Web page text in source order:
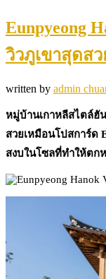
Eunpyeong
วิวภูเขาสุดส
written by admin
หมู่บ้านเกาหลีสไตล์ฮั
สวยเหมือนโปสการ์ด
สงบในโซลที่ทำให้ตก